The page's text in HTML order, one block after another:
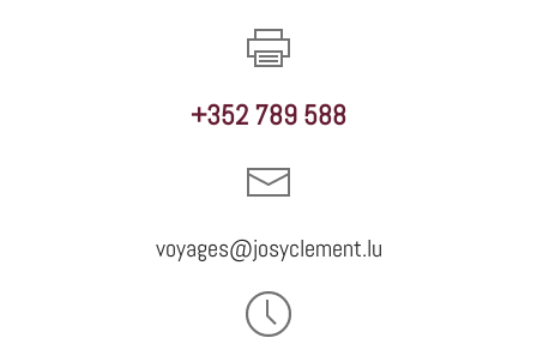
+352 789 588
voyages@josyclement.lu